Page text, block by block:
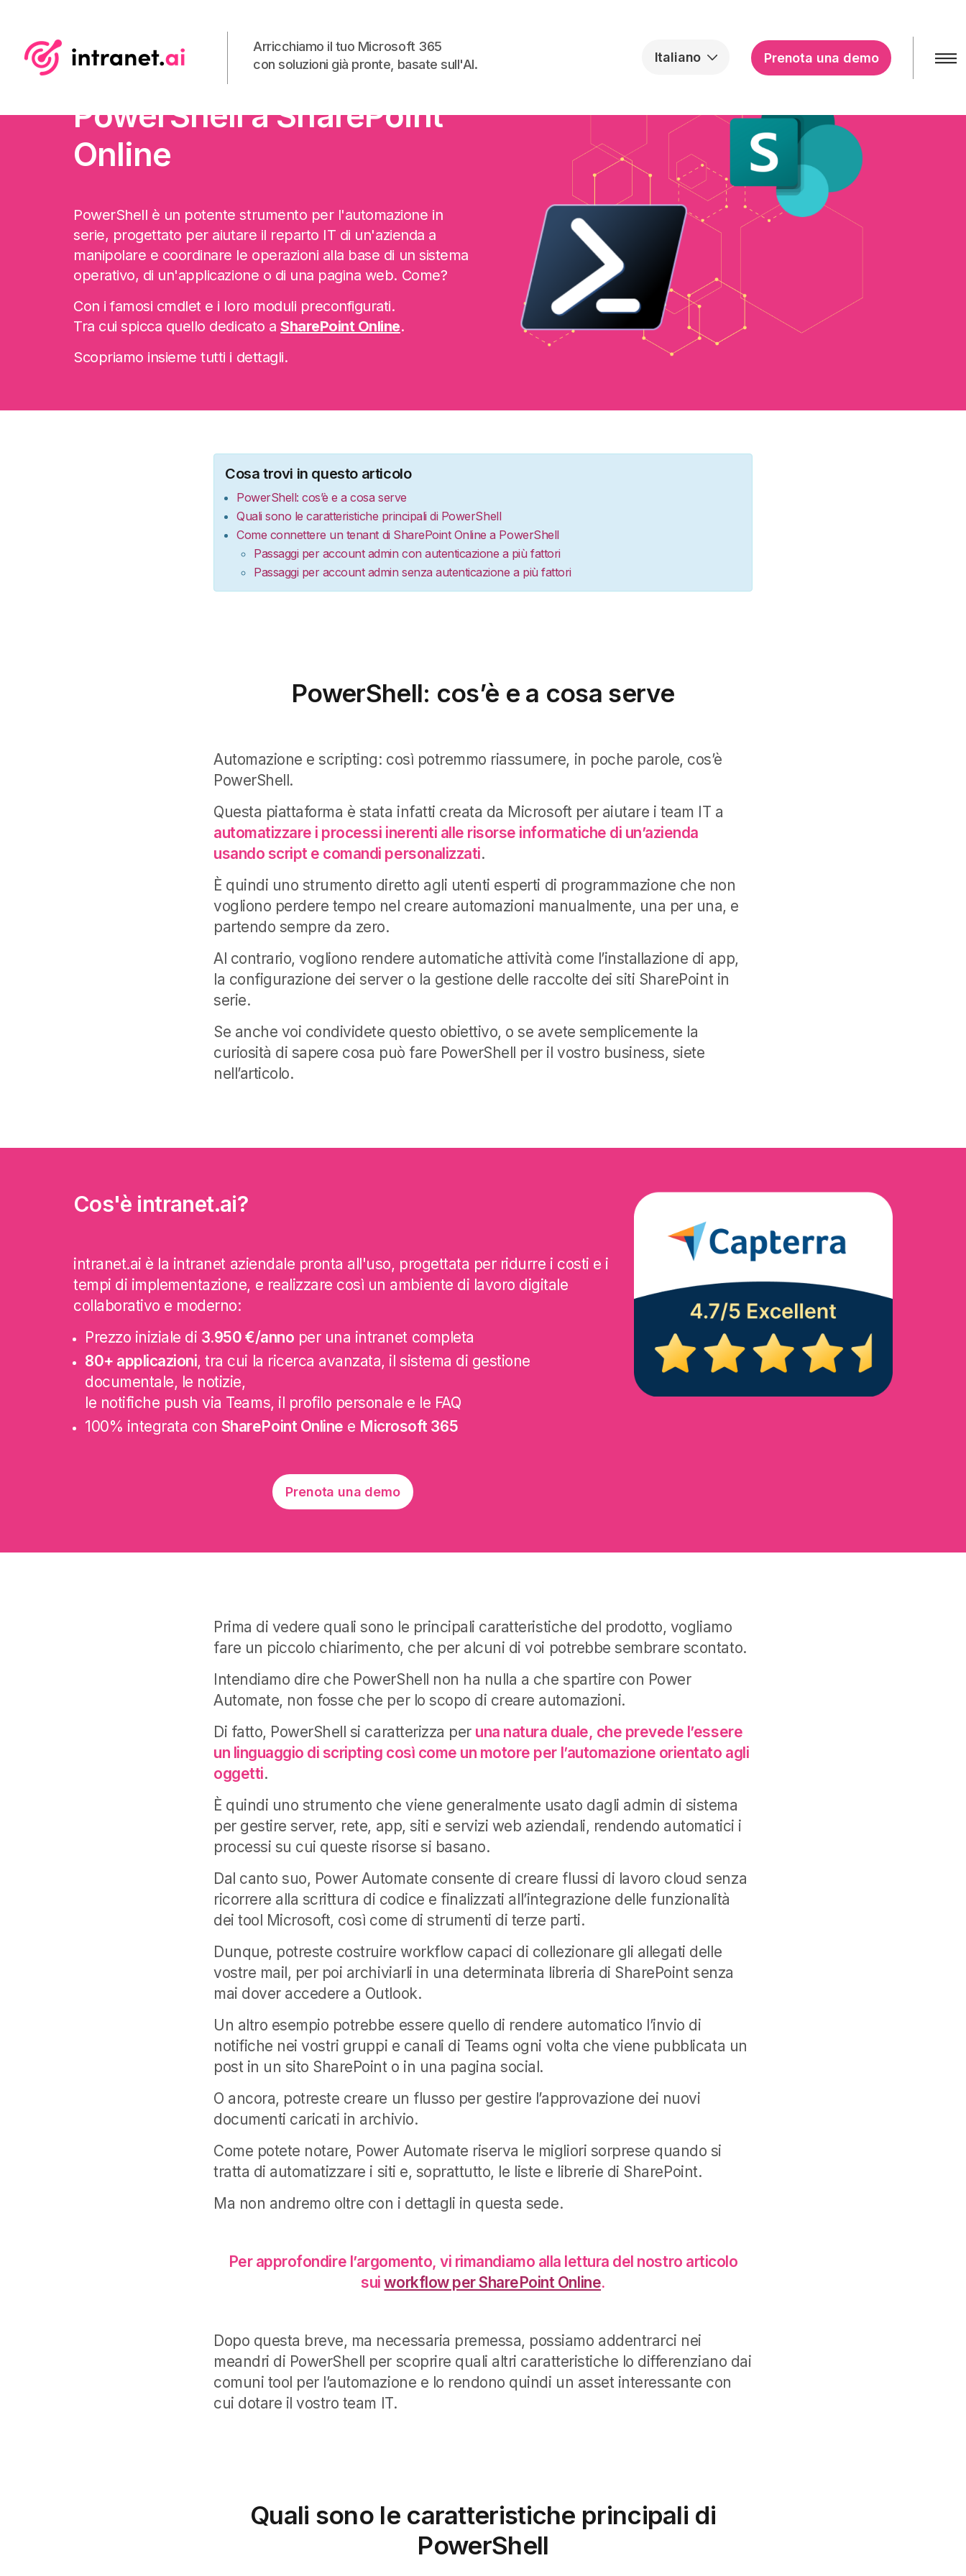
Arricchiamo il tuo Microsoft 365
con soluzioni già pronte, basate sull'AI.
Italiano Prenota una demo
Come connettere
PowerShell a SharePoint
Online
PowerShell è un potente strumento per l'automazione in
serie, progettato per aiutare il reparto IT di un'azienda a
manipolare e coordinare le operazioni alla base di un sistema
operativo, di un'applicazione o di una pagina web. Come?
Con i famosi cmdlet e i loro moduli preconfigurati.
Tra cui spicca quello dedicato aSharePoint Online.
Scopriamo insieme tutti i dettagli.
Cosa trovi in questo articolo
PowerShell: cos’è e a cosa serve
Quali sono le caratteristiche principali di PowerShell
Come connettere un tenant di SharePoint Online a PowerShell
Passaggi per account admin con autenticazione a più fattori
Passaggi per account admin senza autenticazione a più fattori
PowerShell: cos’è e a cosa serve
Automazione e scripting: così potremmo riassumere, in poche parole, cos’è
PowerShell.
Questa piattaforma è stata infatti creata da Microsoft per aiutare i team IT a
automatizzare i processi inerenti alle risorse informatiche di un’azienda
usando script e comandi personalizzati.
È quindi uno strumento diretto agli utenti esperti di programmazione che non
vogliono perdere tempo nel creare automazioni manualmente, una per una, e
partendo sempre da zero.
Al contrario, vogliono rendere automatiche attività come l’installazione di app,
la configurazione dei server o la gestione delle raccolte dei siti SharePoint in
serie.
Se anche voi condividete questo obiettivo, o se avete semplicemente la
curiosità di sapere cosa può fare PowerShell per il vostro business, siete
nell’articolo.
Cos'è intranet.ai?
intranet.ai è la intranet aziendale pronta all'uso, progettata per ridurre i costi e i
tempi di implementazione, e realizzare così un ambiente di lavoro digitale
collaborativo e moderno:
Prezzo iniziale di 3.950 €/anno per una intranet completa
80+ applicazioni, tra cui la ricerca avanzata, il sistema di gestione
documentale, le notizie,
le notifiche push via Teams, il profilo personale e le FAQ
100% integrata con SharePoint Online e Microsoft 365
Prenota una demo
Prima di vedere quali sono le principali caratteristiche del prodotto, vogliamo
fare un piccolo chiarimento, che per alcuni di voi potrebbe sembrare scontato.
Intendiamo dire che PowerShell non ha nulla a che spartire con Power
Automate, non fosse che per lo scopo di creare automazioni.
Di fatto, PowerShell si caratterizza per una natura duale, che prevede l’essere
un linguaggio di scripting così come un motore per l’automazione orientato agli
oggetti.
È quindi uno strumento che viene generalmente usato dagli admin di sistema
per gestire server, rete, app, siti e servizi web aziendali, rendendo automatici i
processi su cui queste risorse si basano.
Dal canto suo, Power Automate consente di creare flussi di lavoro cloud senza
ricorrere alla scrittura di codice e finalizzati all’integrazione delle funzionalità
dei tool Microsoft, così come di strumenti di terze parti.
Dunque, potreste costruire workflow capaci di collezionare gli allegati delle
vostre mail, per poi archiviarli in una determinata libreria di SharePoint senza
mai dover accedere a Outlook.
Un altro esempio potrebbe essere quello di rendere automatico l’invio di
notifiche nei vostri gruppi e canali di Teams ogni volta che viene pubblicata un
post in un sito SharePoint o in una pagina social.
O ancora, potreste creare un flusso per gestire l’approvazione dei nuovi
documenti caricati in archivio.
Come potete notare, Power Automate riserva le migliori sorprese quando si
tratta di automatizzare i siti e, soprattutto, le liste e librerie di SharePoint.
Ma non andremo oltre con i dettagli in questa sede.
Per approfondire l’argomento, vi rimandiamo alla lettura del nostro articolo
suiworkflow per SharePoint Online.
Dopo questa breve, ma necessaria premessa, possiamo addentrarci nei
meandri di PowerShell per scoprire quali altri caratteristiche lo differenziano dai
comuni tool per l’automazione e lo rendono quindi un asset interessante con
cui dotare il vostro team IT.
Quali sono le caratteristiche principali di
PowerShell